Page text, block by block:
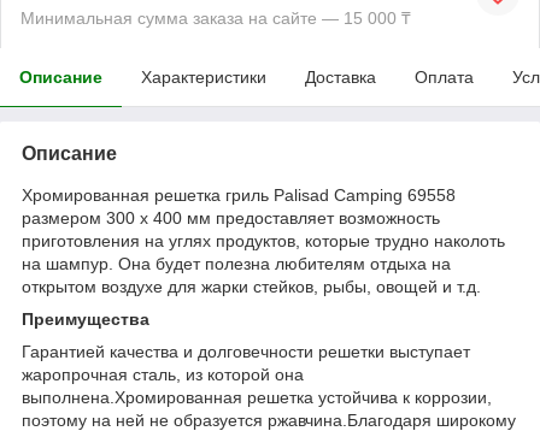
Минимальная сумма заказа на сайте — 15 000 ₸
Описание Характеристики Доставка Оплата
Описание
Хромированная решетка гриль Palisad Camping 69558
размером 300 х 400 мм предоставляет возможность
приготовления на углях продуктов, которые трудно наколоть
на шампур. Она будет полезна любителям отдыха на
открытом воздухе для жарки стейков, рыбы, овощей и т.д.
Преимущества
Гарантией качества и долговечности решетки выступает
жаропрочная сталь, из которой она
выполнена.Хромированная решетка устойчива к коррозии,
поэтому на ней не образуется ржавчина.Благодаря широкому